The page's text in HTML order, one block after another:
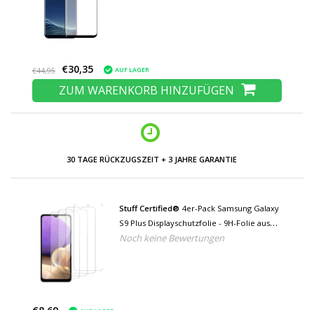
€44,95 €30,35 AUF LAGER
ZUM WARENKORB HINZUFÜGEN
30 TAGE RÜCKZUGSZEIT + 3 JAHRE GARANTIE
Stuff Certified® 4er-Pack Samsung Galaxy
S9 Plus Displayschutzfolie - 9H-Folie aus
gehärtetem Glas
Noch keine Bewertungen